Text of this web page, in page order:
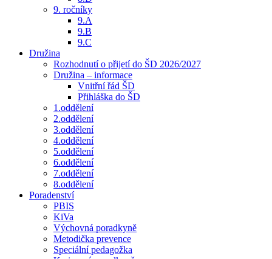
9. ročníky
9.A
9.B
9.C
Družina
Rozhodnutí o přijetí do ŠD 2026/2027
Družina – informace
Vnitřní řád ŠD
Přihláška do ŠD
1.oddělení
2.oddělení
3.oddělení
4.oddělení
5.oddělení
6.oddělení
7.oddělení
8.oddělení
Poradenství
PBIS
KiVa
Výchovná poradkyně
Metodička prevence
Speciální pedagožka